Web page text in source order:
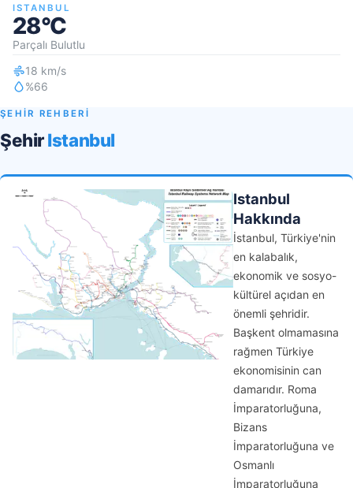
ISTANBUL
28°C
Parçalı Bulutlu
18 km/s
%66
ŞEHİR REHBERİ
ŞehirIstanbul
Istanbul
Hakkında
İstanbul, Türkiye'nin
en kalabalık,
ekonomik ve sosyo-
kültürel açıdan en
önemli şehridir.
Başkent olmamasına
rağmen Türkiye
ekonomisinin can
damarıdır. Roma
İmparatorluğuna,
Bizans
İmparatorluğuna ve
Osmanlı
İmparatorluğuna